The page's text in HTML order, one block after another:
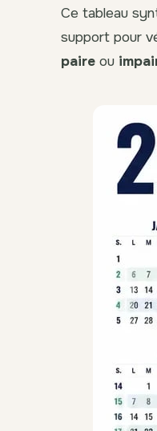
Ce tableau
support pour
paire ou